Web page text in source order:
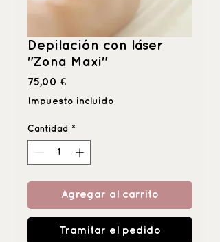
Depilación con láser
"Zona Maxi"
75,00 €Precio
Impuesto incluido
Cantidad *
Agregar al carrito
Tramitar el pedido